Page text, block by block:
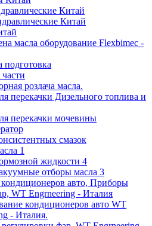
Китай
Китай
масла оборудование Flexbimeс -
роздача масла.
перекачки Дизельного топлива и
перекачки мочевины
смазок
1
жидкости 4
отборы масла 3
авто, Приборы
WT Engrneering - Италия
кондиционеров авто WT
- Италия.